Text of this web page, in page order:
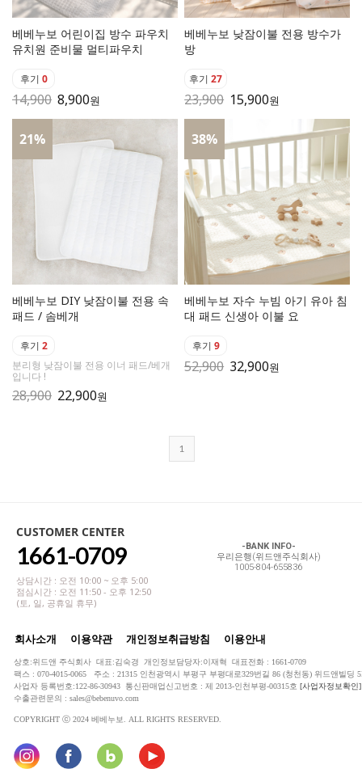
베베누보 어린이집 방수 파우치
유치원 준비물 멀티파우치
후기 0
14,900 8,900원
베베누보 낮잠이불 전용 방수가
방
후기27
23,900 15,900원
21%
베베누보 DIY 낮잠이불 전용 속
패드 / 솜베개
후기 2
분리형 낮잠이불 전용 이너 패드/베개
입니다 !
28,900 22,900원
38%
베베누보 자수 누빔 아기 유아 침
대 패드 신생아 이불 요
후기 9
52,900 32,900원
1
CUSTOMER CENTER
1661-0709
상담시간 : 오전 10:00 ~ 오후 5:00
점심시간 : 오전 11:50 - 오후 12:50
(토, 일, 공휴일 휴무)
-BANK INFO-
우리은행(위드앤주식회사)
1005-804-655836
회사소개 이용약관 개인정보취급방침 이용안내
상호:위드앤 주식회사 대표:김숙경 개인정보담당자:이재혁 대표전화 : 1661-0709
팩스 : 070-4015-0065 주소 : 21315 인천광역시 부평구 부평대로329번길 86 (청천동) 위드앤빌딩
사업자 등록번호:122-86-30943 통신판매업신고번호 : 제 2013-인천부평-00315호 [사업자정보확인]
수출관련문의 : sales@bebenuvo.com
COPYRIGHT ⓒ 2024 베베누보. ALL RIGHTS RESERVED.